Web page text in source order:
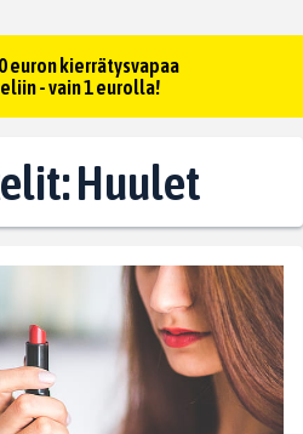
euron kierrätysvapaa
- vain 1 eurolla!
Huulet